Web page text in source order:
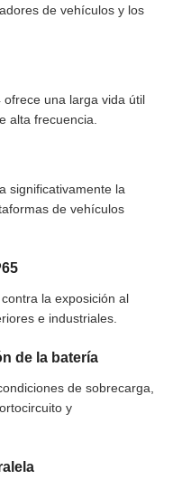
de vehículos y los
una larga vida útil
alta frecuencia.
significativamente la
de vehículos
la exposición al
e industriales.
de la batería
de sobrecarga,
y